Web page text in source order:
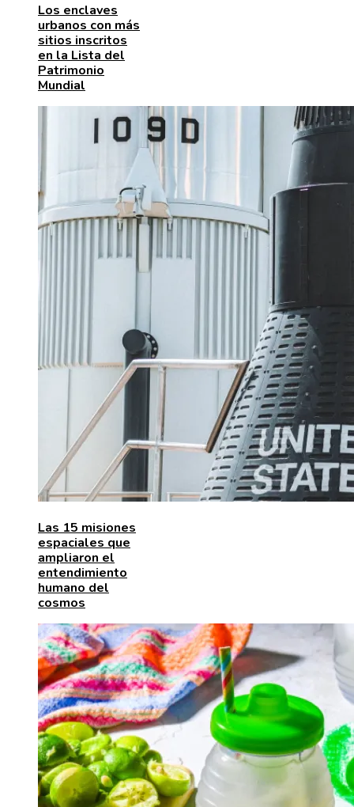
Los enclaves
urbanos con más
sitios inscritos
en la Lista del
Patrimonio
Mundial
Las 15 misiones
espaciales que
ampliaron el
entendimiento
humano del
cosmos